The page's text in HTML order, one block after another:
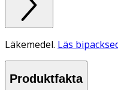
Läkemedel. Läs
Produktfakta